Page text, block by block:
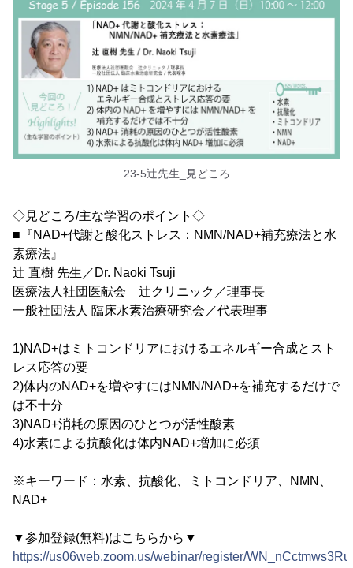
23-5辻先生_見どころ
◇見どころ/主な学習のポイント◇
■『NAD+代謝と酸化ストレス：NMN/NAD+補充療法と水
素療法』
辻 直樹 先生／Dr. Naoki Tsuji
医療法人社団医献会 辻クリニック／理事長
一般社団法人 臨床水素治療研究会／代表理事
1)NAD+はミトコンドリアにおけるエネルギー合成とスト
レス応答の要
2)体内のNAD+を増やすにはNMN/NAD+を補充するだけで
は不十分
3)NAD+消耗の原因のひとつが活性酸素
4)水素による抗酸化は体内NAD+増加に必須
※キーワード：水素、抗酸化、ミトコンドリア、NMN、
NAD+
▼参加登録(無料)はこちらから▼
https://us06web.zoom.us/webinar/register/